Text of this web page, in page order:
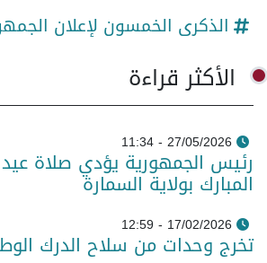
الذكرى الخمسون لإعلان
الأكثر قراءة
27/05/2026 - 11:34
رئيس الجمهورية يؤدي صلاة
المبارك بولاية السمارة
17/02/2026 - 12:59
تخرج وحدات من سلاح الدرك